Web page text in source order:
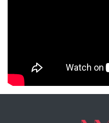
NYXmag 2. Yaş